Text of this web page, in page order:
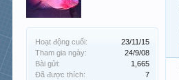
Hoạt động cuối:
23/11/15
Tham gia ngày:
24/9/08
Bài gửi:
1,665
Đã được thích:
7